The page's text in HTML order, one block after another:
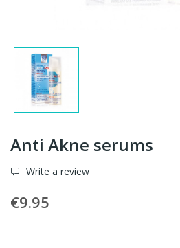
Anti Akne serums
Write a review
€9.95